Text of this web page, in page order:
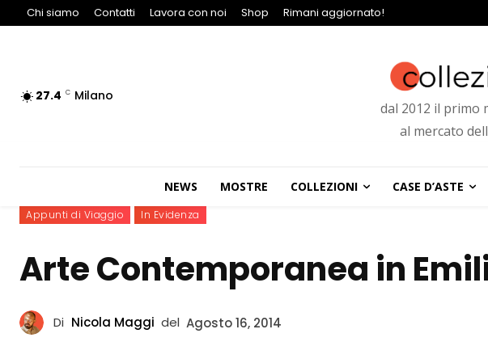
Chi siamo Contatti Lavora con noi Shop Rimani aggiornato!
27.4 C Milano
dal 2012 il primo
al mercato
NEWS MOSTRE COLLEZIONI CASE D’ASTE
Appunti di Viaggio In Evidenza
Arte Contemporanea in
Di Nicola Maggi del Agosto 16, 2014